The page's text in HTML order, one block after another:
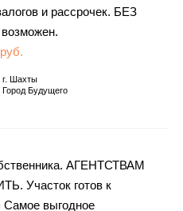
и рассрочек. БЕЗ
г.
Шахты
Город Будущего
АГЕНТСТВАМ
Участок готов к
Самое выгодное